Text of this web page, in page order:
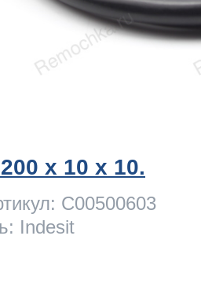
x 10 х 10.
C00500603
Indesit